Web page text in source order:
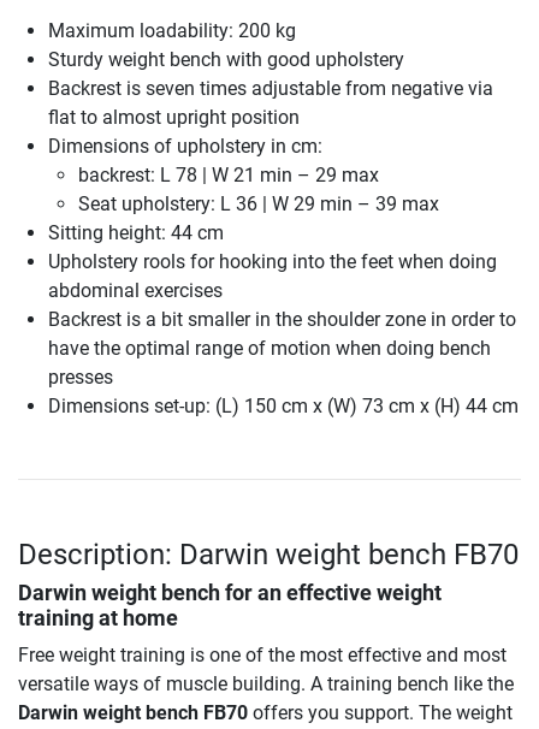
Maximum loadability: 200 kg
Sturdy weight bench with good upholstery
Backrest is seven times adjustable from negative via
flat to almost upright position
Dimensions of upholstery in cm:
backrest: L 78 | W 21 min – 29 max
Seat upholstery: L 36 | W 29 min – 39 max
Sitting height: 44 cm
Upholstery rools for hooking into the feet when doing
abdominal exercises
Backrest is a bit smaller in the shoulder zone in order to
have the optimal range of motion when doing bench
presses
Dimensions set-up: (L) 150 cm x (W) 73 cm x (H) 44 cm
Description: Darwin weight bench FB70
Darwin weight bench for an effective weight
training at home
Free weight training is one of the most effective and most
versatile ways of muscle building. A training bench like the
Darwin weight bench FB70 offers you support. The weight